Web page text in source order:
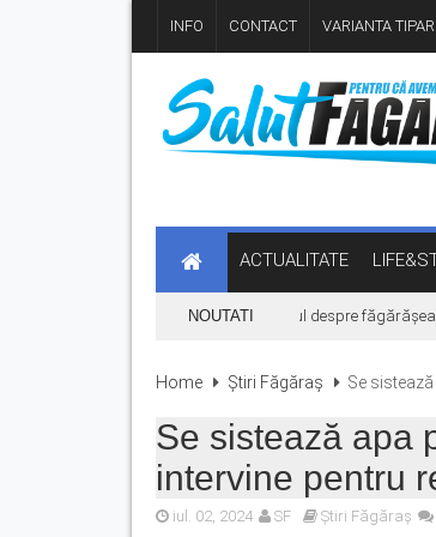
INFO CONTACT VARIANTA
ACTUALITATE
NOUTATI
„Hoinari prin munți”, filmul despre
Home Știri Făgăraș Se
Se sistează apa
intervine pentru
iul. 02, 2024 SF Știri Făgăraș